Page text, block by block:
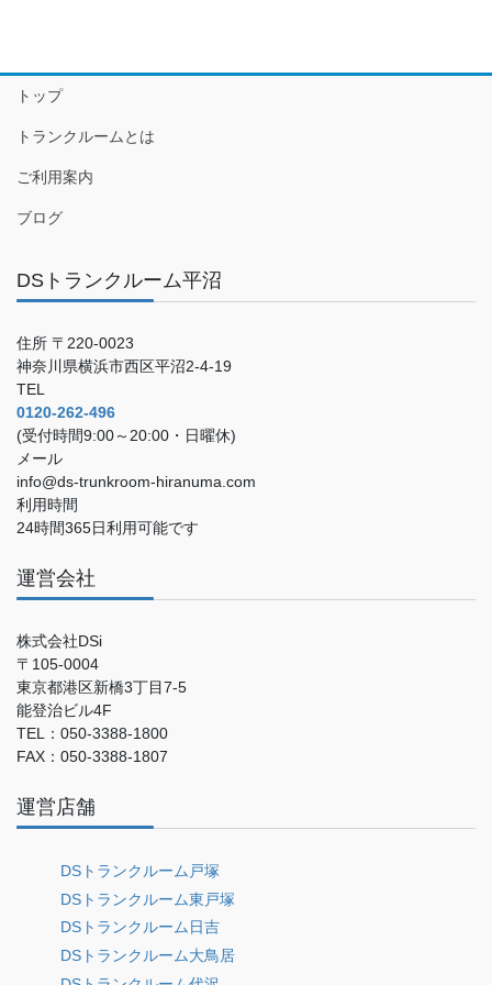
トップ
トランクルームとは
ご利用案内
ブログ
DSトランクルーム平沼
住所 〒220-0023
神奈川県横浜市西区平沼2-4-19
TEL
0120-262-496
(受付時間9:00～20:00・日曜休)
メール
info@ds-trunkroom-hiranuma.com
利用時間
24時間365日利用可能です
運営会社
株式会社DSi
〒105-0004
東京都港区新橋3丁目7-5
能登治ビル4F
TEL：050-3388-1800
FAX：050-3388-1807
運営店舗
DSトランクルーム戸塚
DSトランクルーム東戸塚
DSトランクルーム日吉
DSトランクルーム大鳥居